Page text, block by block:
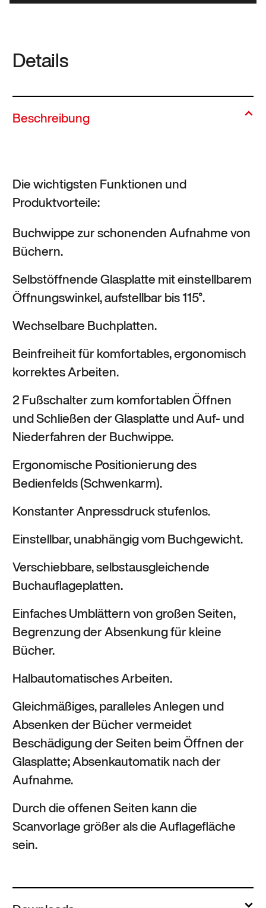
Details
Beschreibung
Die wichtigsten Funktionen und
Produktvorteile:
Buchwippe zur schonenden Aufnahme von
Büchern.
Selbstöffnende Glasplatte mit einstellbarem
Öffnungswinkel, aufstellbar bis 115°.
Wechselbare Buchplatten.
Beinfreiheit für komfortables, ergonomisch
korrektes Arbeiten.
2 Fußschalter zum komfortablen Öffnen
und Schließen der Glasplatte und Auf- und
Niederfahren der Buchwippe.
Ergonomische Positionierung des
Bedienfelds (Schwenkarm).
Konstanter Anpressdruck stufenlos.
Einstellbar, unabhängig vom Buchgewicht.
Verschiebbare, selbstausgleichende
Buchauflageplatten.
Einfaches Umblättern von großen Seiten,
Begrenzung der Absenkung für kleine
Bücher.
Halbautomatisches Arbeiten.
Gleichmäßiges, paralleles Anlegen und
Absenken der Bücher vermeidet
Beschädigung der Seiten beim Öffnen der
Glasplatte; Absenkautomatik nach der
Aufnahme.
Durch die offenen Seiten kann die
Scanvorlage größer als die Auflagefläche
sein.